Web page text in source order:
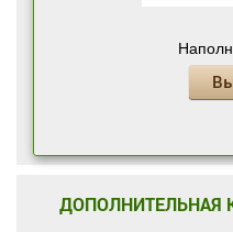
ДОПОЛНИТЕЛЬНАЯ